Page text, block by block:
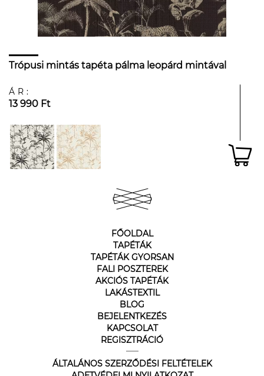
Trópusi mintás tapéta pálma leopárd mintával
ÁR:
13 990 Ft
FŐOLDAL
TAPÉTÁK
TAPÉTÁK GYORSAN
FALI POSZTEREK
AKCIÓS TAPÉTÁK
LAKÁSTEXTIL
BLOG
BEJELENTKEZÉS
KAPCSOLAT
REGISZTRÁCIÓ
ÁLTALÁNOS SZERZŐDÉSI FELTÉTELEK